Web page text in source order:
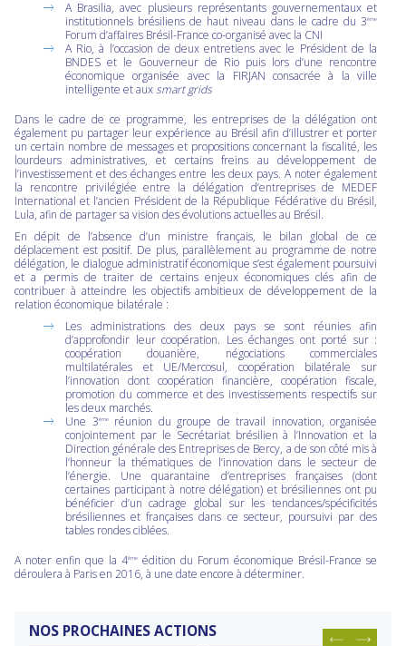
A Brasilia, avec plusieurs représentants gouvernementaux et
institutionnels brésiliens de haut niveau dans le cadre du 3ème
Forum d’affaires Brésil-France co-organisé avec la CNI
A Rio, à l’occasion de deux entretiens avec le Président de la
BNDES et le Gouverneur de Rio puis lors d’une rencontre
économique organisée avec la FIRJAN consacrée à la ville
intelligente et auxsmart grids
Dans le cadre de ce programme, les entreprises de la délégation ont
également pu partager leur expérience au Brésil afin d’illustrer et porter
un certain nombre de messages et propositions concernant la fiscalité, les
lourdeurs administratives, et certains freins au développement de
l’investissement et des échanges entre les deux pays. A noter également
la rencontre privilégiée entre la délégation d’entreprises de MEDEF
International et l’ancien Président de la République Fédérative du Brésil,
Lula, afin de partager sa vision des évolutions actuelles au Brésil.
En dépit de l’absence d’un ministre français, le bilan global de ce
déplacement est positif. De plus, parallèlement au programme de notre
délégation, le dialogue administratif économique s’est également poursuivi
et a permis de traiter de certains enjeux économiques clés afin de
contribuer à atteindre les objectifs ambitieux de développement de la
relation économique bilatérale :
Les administrations des deux pays se sont réunies afin
d’approfondir leur coopération. Les échanges ont porté sur :
coopération douanière, négociations commerciales
multilatérales et UE/Mercosul, coopération bilatérale sur
l’innovation dont coopération financière, coopération fiscale,
promotion du commerce et des investissements respectifs sur
les deux marchés.
Une 3èmeréunion du groupe de travail innovation, organisée
conjointement par le Secrétariat brésilien à l’Innovation et la
Direction générale des Entreprises de Bercy, a de son côté mis à
l’honneur la thématiques de l’innovation dans le secteur de
l’énergie. Une quarantaine d’entreprises françaises (dont
certaines participant à notre délégation) et brésiliennes ont pu
bénéficier d’un cadrage global sur les tendances/spécificités
brésiliennes et françaises dans ce secteur, poursuivi par des
tables rondes ciblées.
A noter enfin que la 4ème
édition du Forum économique Brésil-France se
déroulera à Paris en 2016, à une date encore à déterminer.
NOS PROCHAINES ACTIONS